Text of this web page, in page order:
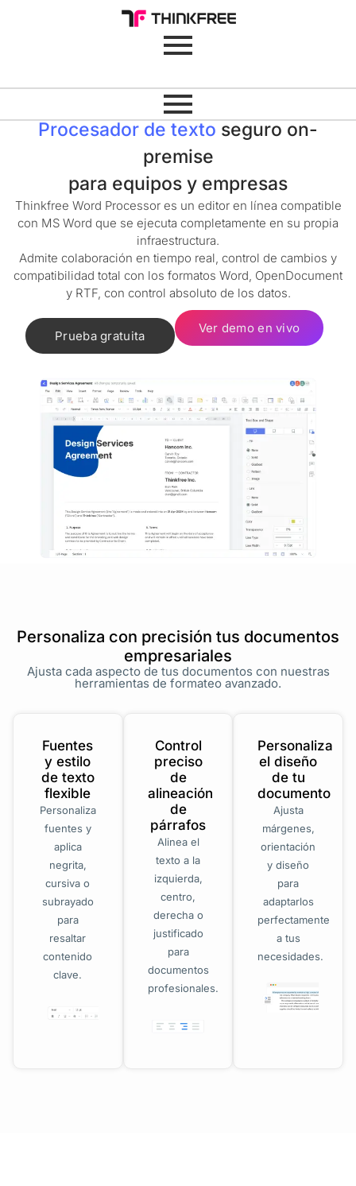
Procesador de texto seguro on-
premise
para equipos y empresas
Thinkfree Word Processor es un editor en línea compatible
con MS Word que se ejecuta completamente en su propia
infraestructura.
Admite colaboración en tiempo real, control de cambios y
compatibilidad total con los formatos Word, OpenDocument
y RTF, con control absoluto de los datos.
Prueba gratuita
Ver demo en vivo
Personaliza con precisión tus documentos
empresariales
Ajusta cada aspecto de tus documentos con nuestras
herramientas de formateo avanzado.
Fuentes
y estilo
de texto
flexible
Personaliza
fuentes y
aplica
negrita,
cursiva o
subrayado
para
resaltar
contenido
clave.
Control
preciso
de
alineación
de
párrafos
Alinea el
texto a la
izquierda,
centro,
derecha o
justificado
para
documentos
profesionales.
Personaliza
el diseño
de tu
documento
Ajusta
márgenes,
orientación
y diseño
para
adaptarlos
perfectamente
a tus
necesidades.